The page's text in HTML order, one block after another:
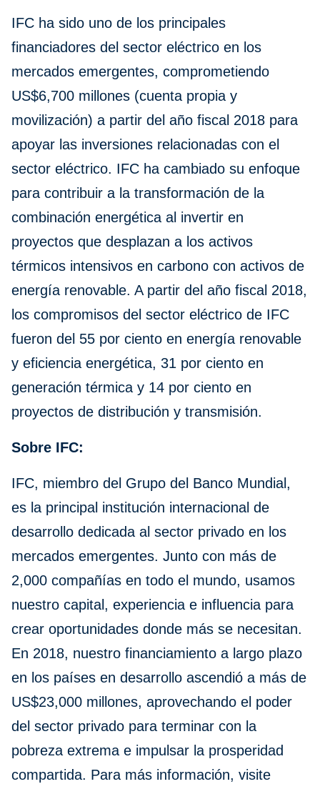
IFC ha sido uno de los principales
financiadores del sector eléctrico en los
mercados emergentes, comprometiendo
US$6,700 millones (cuenta propia y
movilización) a partir del año fiscal 2018 para
apoyar las inversiones relacionadas con el
sector eléctrico. IFC ha cambiado su enfoque
para contribuir a la transformación de la
combinación energética al invertir en
proyectos que desplazan a los activos
térmicos intensivos en carbono con activos de
energía renovable. A partir del año fiscal 2018,
los compromisos del sector eléctrico de IFC
fueron del 55 por ciento en energía renovable
y eficiencia energética, 31 por ciento en
generación térmica y 14 por ciento en
proyectos de distribución y transmisión.
Sobre IFC:
IFC, miembro del Grupo del Banco Mundial,
es la principal institución internacional de
desarrollo dedicada al sector privado en los
mercados emergentes. Junto con más de
2,000 compañías en todo el mundo, usamos
nuestro capital, experiencia e influencia para
crear oportunidades donde más se necesitan.
En 2018, nuestro financiamiento a largo plazo
en los países en desarrollo ascendió a más de
US$23,000 millones, aprovechando el poder
del sector privado para terminar con la
pobreza extrema e impulsar la prosperidad
compartida. Para más información, visite